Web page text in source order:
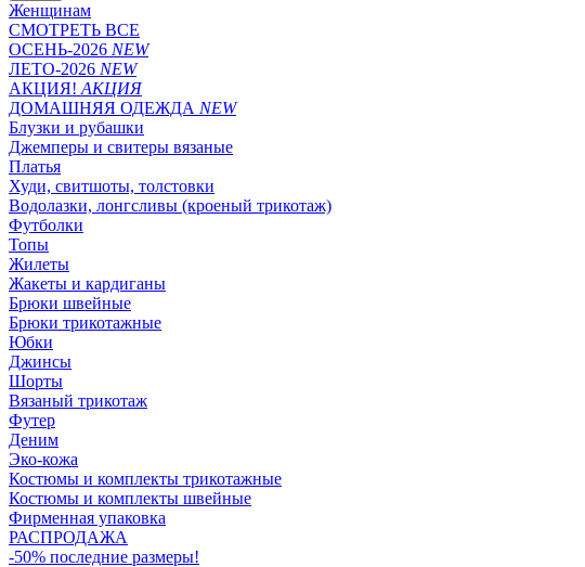
Женщинам
СМОТРЕТЬ ВСЕ
ОСЕНЬ-2026 NEW
ЛЕТО-2026 NEW
АКЦИЯ! АКЦИЯ
ДОМАШНЯЯ ОДЕЖДА NEW
Блузки и рубашки
Джемперы и свитеры вязаные
Платья
Худи, свитшоты, толстовки
Водолазки, лонгсливы (кроеный трикотаж)
Футболки
Топы
Жилеты
Жакеты и кардиганы
Брюки швейные
Брюки трикотажные
Юбки
Джинсы
Шорты
Вязаный трикотаж
Футер
Деним
Эко-кожа
Костюмы и комплекты трикотажные
Костюмы и комплекты швейные
Фирменная упаковка
РАСПРОДАЖА
-50% последние размеры!